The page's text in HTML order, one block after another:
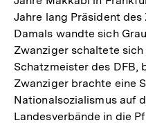
Jahre lang Präsident
Damals wandte sich
Zwanziger schaltete
Schatzmeister des DFB,
Zwanziger brachte eine
Nationalsozialismus auf
Landesverbände in die